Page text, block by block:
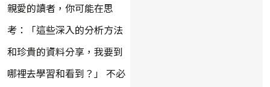
親愛的讀者，你可能在思
考：「這些深入的分析方法
和珍貴的資料分享，我要到
哪裡去學習和看到？」 不必